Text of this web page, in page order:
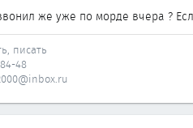
же уже по морде вчера ?
писать
48